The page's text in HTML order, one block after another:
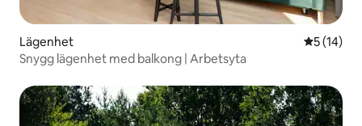
Lägenhet 5 av 5 i
5 (14)
Snygg lägenhet med balkong | Arbetsyta